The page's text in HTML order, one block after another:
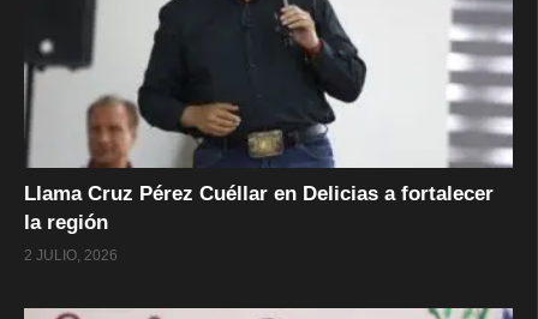
Llama Cruz Pérez Cuéllar en Delicias a fortalecer
la región
2 JULIO, 2026